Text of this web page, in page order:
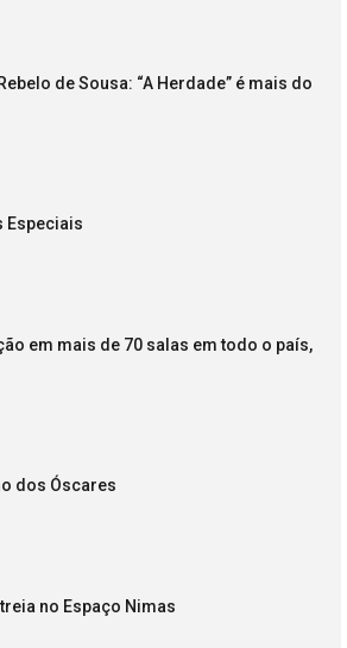
de Sousa: “A Herdade” é mais do
Especiais
em mais de 70 salas em todo o país,
dos Óscares
no Espaço Nimas